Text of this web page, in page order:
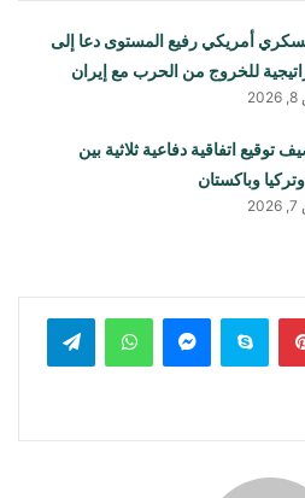
أمريكي رفيع المستوى دعا إلى
للخروج من الحرب مع إيران
توقيع اتفاقية دفاعية ثلاثية بين
وباكستان
بينتيريستسكايب ماسنجر واتساب تيلقرام